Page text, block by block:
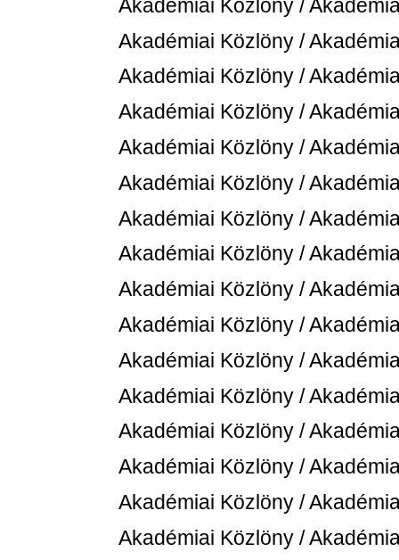
Akadémiai Közlöny /
Akadémiai Közlöny /
Akadémiai Közlöny /
Akadémiai Közlöny /
Akadémiai Közlöny /
Akadémiai Közlöny /
Akadémiai Közlöny /
Akadémiai Közlöny /
Akadémiai Közlöny /
Akadémiai Közlöny /
Akadémiai Közlöny /
Akadémiai Közlöny /
Akadémiai Közlöny /
Akadémiai Közlöny /
Akadémiai Közlöny /
Akadémiai Közlöny /